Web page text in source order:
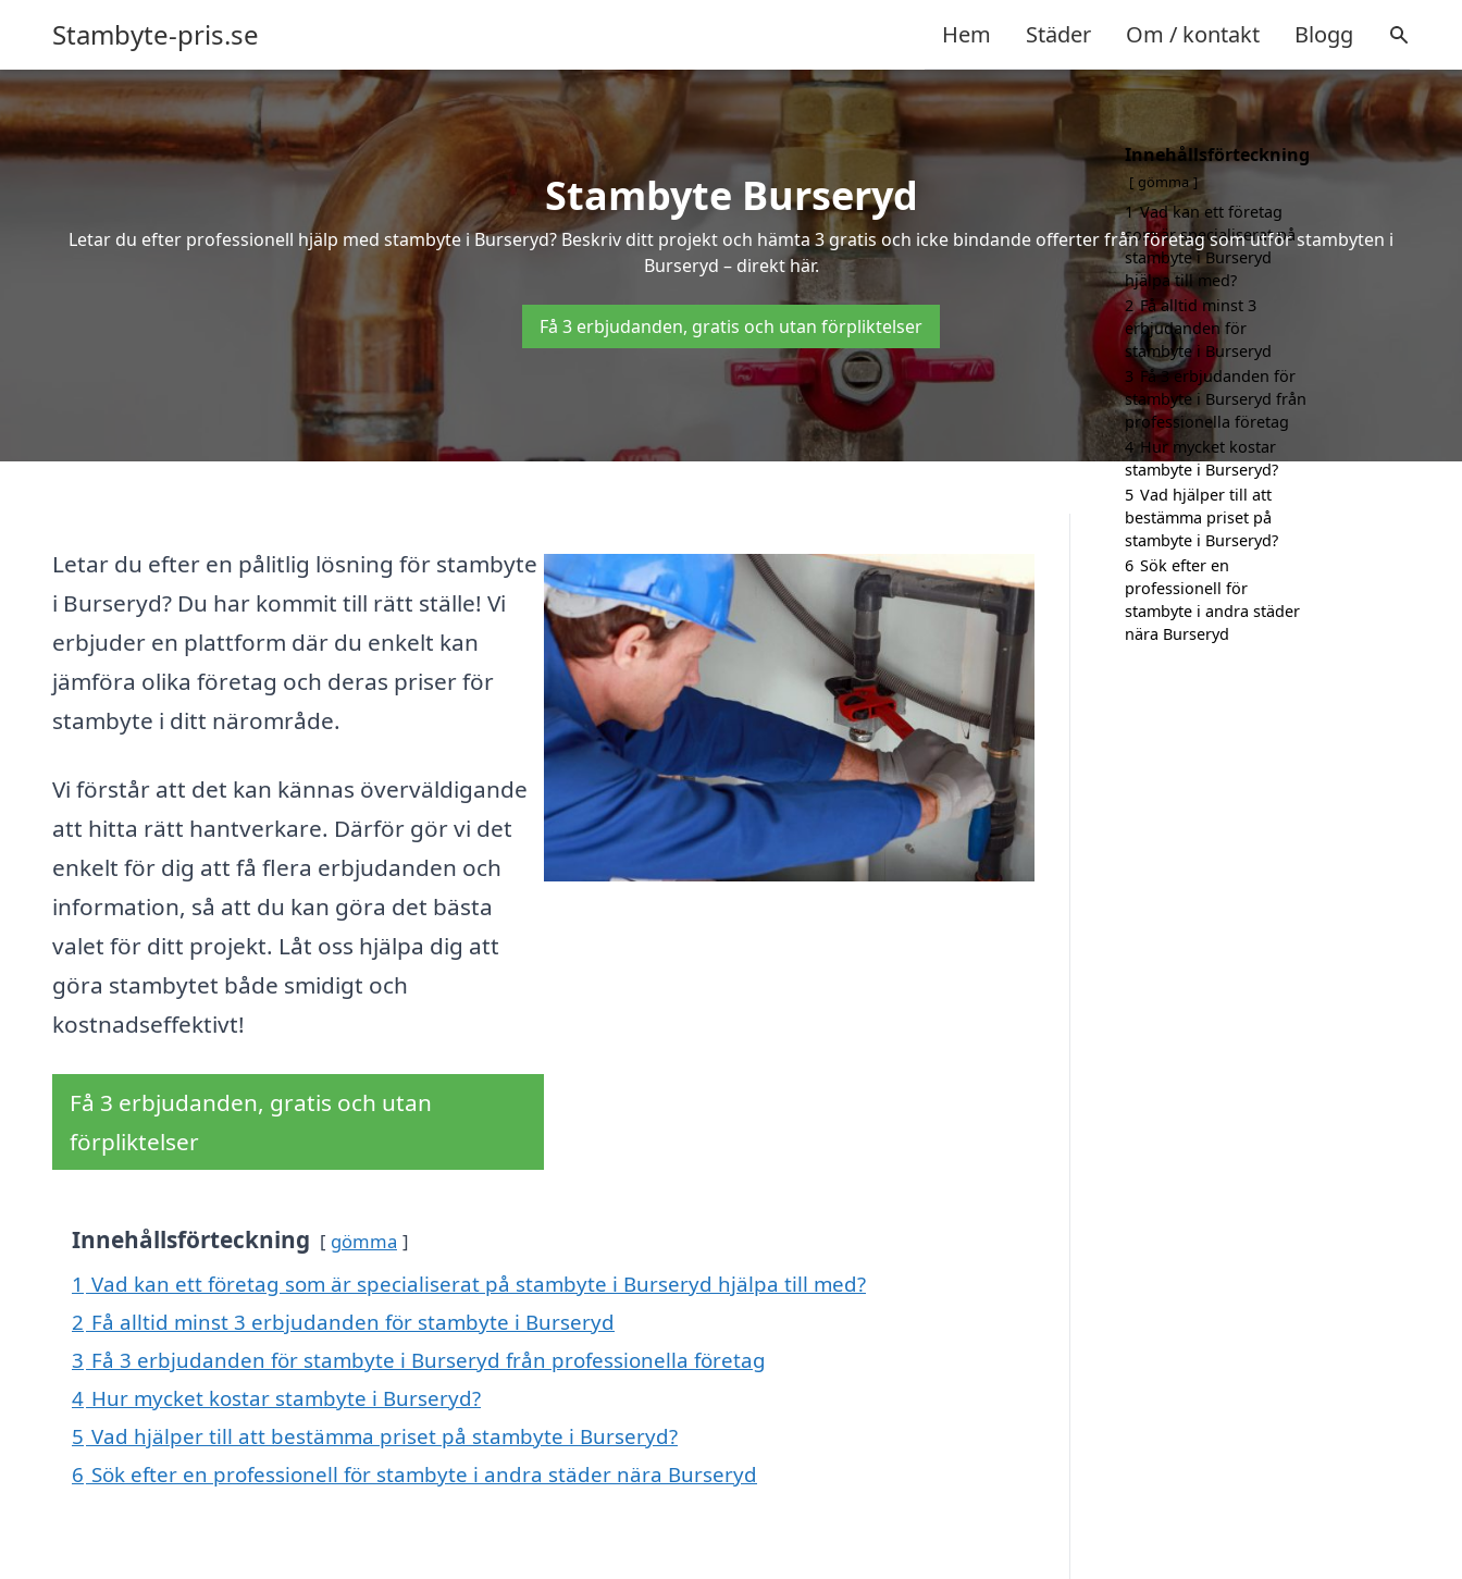
Stambyte-pris.se Hem Städer Om / kontakt Blogg
Stambyte Burseryd
Letar du efter professionell hjälp med stambyte i Burseryd? Beskriv ditt projekt och hämta 3 gratis och icke bindande offerter från företag som utför stambyten i
Burseryd – direkt här.
Få 3 erbjudanden, gratis och utan förpliktelser
Letar du efter en pålitlig lösning för stambyte
i Burseryd? Du har kommit till rätt ställe! Vi
erbjuder en plattform där du enkelt kan
jämföra olika företag och deras priser för
stambyte i ditt närområde.
Vi förstår att det kan kännas överväldigande
att hitta rätt hantverkare. Därför gör vi det
enkelt för dig att få flera erbjudanden och
information, så att du kan göra det bästa
valet för ditt projekt. Låt oss hjälpa dig att
göra stambytet både smidigt och
kostnadseffektivt!
Få 3 erbjudanden, gratis och utan
förpliktelser
Innehållsförteckning gömma
1 Vad kan ett företag som är specialiserat på stambyte i Burseryd hjälpa till med?
2 Få alltid minst 3 erbjudanden för stambyte i Burseryd
3 Få 3 erbjudanden för stambyte i Burseryd från professionella företag
4 Hur mycket kostar stambyte i Burseryd?
5 Vad hjälper till att bestämma priset på stambyte i Burseryd?
6 Sök efter en professionell för stambyte i andra städer nära Burseryd
Innehållsförteckning
gömma
1 Vad kan ett företag
som är specialiserat på
stambyte i Burseryd
hjälpa till med?
2 Få alltid minst 3
erbjudanden för
stambyte i Burseryd
3 Få 3 erbjudanden för
stambyte i Burseryd från
professionella företag
4 Hur mycket kostar
stambyte i Burseryd?
5 Vad hjälper till att
bestämma priset på
stambyte i Burseryd?
6 Sök efter en
professionell för
stambyte i andra städer
nära Burseryd